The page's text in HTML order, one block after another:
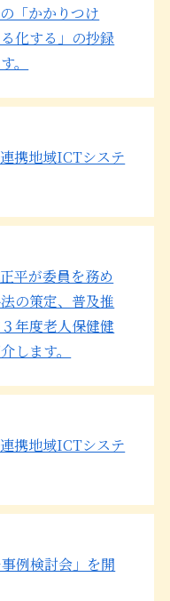
「かかりつけ
化する」の抄録
。
携地域ICTシステ
平が委員を務め
の策定、普及推
年度老人保健健
します。
携地域ICTシステ
例検討会」を開